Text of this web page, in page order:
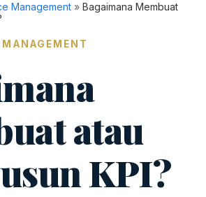
Management » Bagaimana Membuat
MANAGEMENT
atau
KPI?